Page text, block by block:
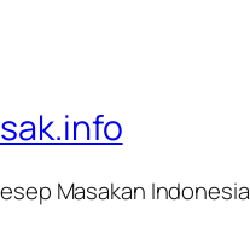
Masakan Indonesia